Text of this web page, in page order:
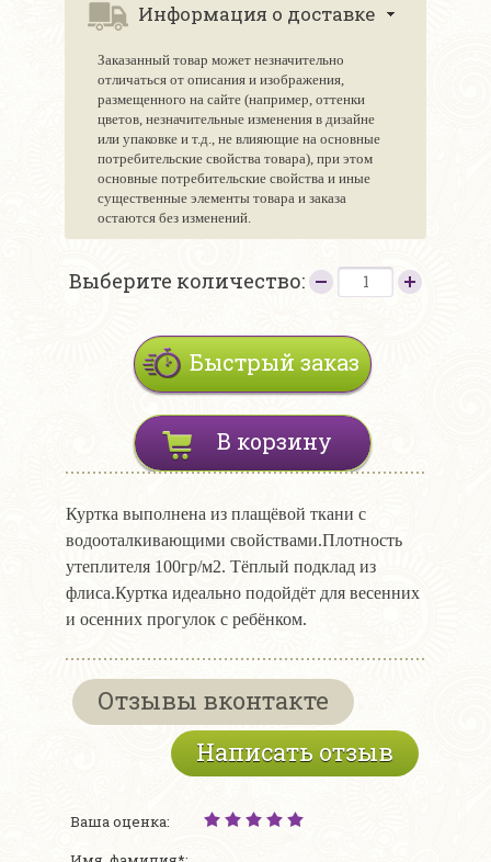
Информация о доставке
Заказанный товар может незначительно
отличаться от описания и изображения,
размещенного на сайте (например, оттенки
цветов, незначительные изменения в дизайне
или упаковке и т.д., не влияющие на основные
потребительские свойства товара), при этом
основные потребительские свойства и иные
существенные элементы товара и заказа
остаются без изменений.
Выберите количество:
Быстрый заказ
В корзину
Куртка выполнена из плащёвой ткани с
водооталкивающими свойствами.Плотность
утеплителя 100гр/м2. Тёплый подклад из
флиса.Куртка идеально подойдёт для весенних
и осенних прогулок с ребёнком.
Отзывы вконтакте
Написать отзыв
Ваша оценка: